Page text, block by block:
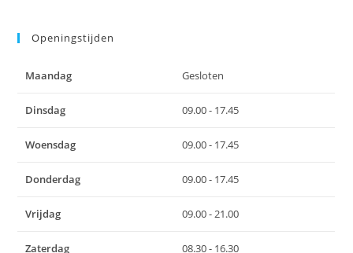
Openingstijden
Maandag Gesloten
Dinsdag 09.00 - 17.45
Woensdag 09.00 - 17.45
Donderdag 09.00 - 17.45
Vrijdag 09.00 - 21.00
Zaterdag 08.30 - 16.30